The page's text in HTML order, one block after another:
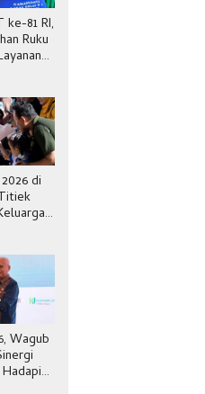
ke-81 RI,
Ruku
di
Wagub